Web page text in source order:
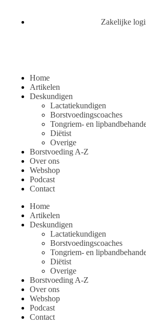
Zakelijke
Home
Artikelen
Deskundigen
Lactatiekundigen
Borstvoedingscoaches
Tongriem- en
Diëtist
Overige
Borstvoeding A-Z
Over ons
Webshop
Podcast
Contact
Home
Artikelen
Deskundigen
Lactatiekundigen
Borstvoedingscoaches
Tongriem- en
Diëtist
Overige
Borstvoeding A-Z
Over ons
Webshop
Podcast
Contact